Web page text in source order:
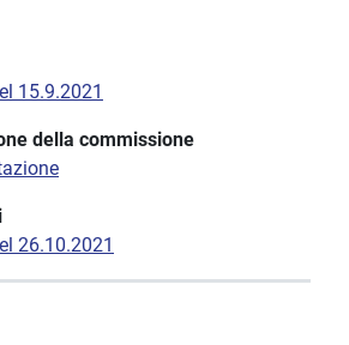
15.9.2021
della commissione
26.10.2021